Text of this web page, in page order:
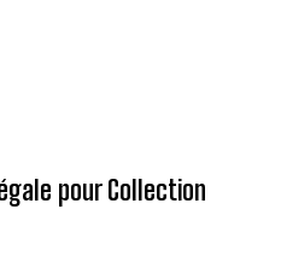
pour Collection